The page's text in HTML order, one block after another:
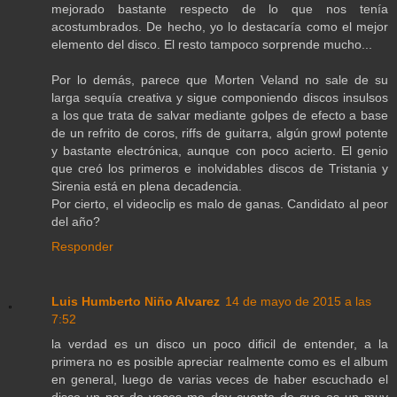
mejorado bastante respecto de lo que nos tenía
acostumbrados. De hecho, yo lo destacaría como el mejor
elemento del disco. El resto tampoco sorprende mucho...
Por lo demás, parece que Morten Veland no sale de su
larga sequía creativa y sigue componiendo discos insulsos
a los que trata de salvar mediante golpes de efecto a base
de un refrito de coros, riffs de guitarra, algún growl potente
y bastante electrónica, aunque con poco acierto. El genio
que creó los primeros e inolvidables discos de Tristania y
Sirenia está en plena decadencia.
Por cierto, el videoclip es malo de ganas. Candidato al peor
del año?
Responder
Luis Humberto Niño Alvarez 14 de mayo de 2015 a las
7:52
la verdad es un disco un poco dificil de entender, a la
primera no es posible apreciar realmente como es el album
en general, luego de varias veces de haber escuchado el